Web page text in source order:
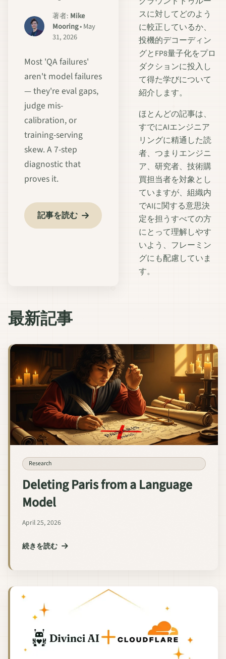
著者: Mike
Mooring• May
31, 2026
Most 'QA failures'
aren't model failures
— they're eval gaps,
judge mis-
calibration, or
training-serving
skew. A 7-step
diagnostic that
proves it.
記事を読む
スに対してどのよう
に較正しているか、
投機的デコーディン
グとFP8量子化をプロ
ダクションに投入し
て得た学びについて
紹介します。
ほとんどの記事は、
すでにAIエンジニア
リングに精通した読
者、つまりエンジニ
ア、研究者、技術購
買担当者を対象とし
ていますが、組織内
でAIに関する意思決
定を担うすべての方
にとって理解しやす
いよう、フレーミン
グにも配慮していま
す。
最新記事
Research
Deleting Paris from a Language
Model
April 25, 2026
続きを読む